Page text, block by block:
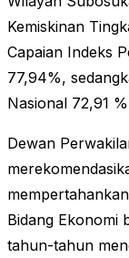
Kemiskinan
Capaian Indeks
77,94%,
Nasional 72,91
Dewan
Bidang Ekonomi
tahun-tahun